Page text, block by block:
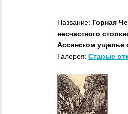
Название: Горная
несчастного
Ассинском ущелье
Галерея: Старые